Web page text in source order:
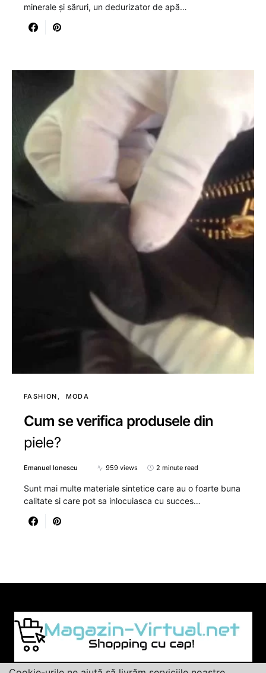
minerale și săruri, un dedurizator de apă…
FASHION MODA
Cum se verifica produsele din
piele?
Emanuel Ionescu 959 views 2 minute read
Sunt mai multe materiale sintetice care au o foarte buna
calitate si care pot sa inlocuiasca cu succes…